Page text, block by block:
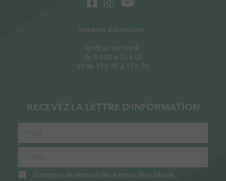
Horaires d'ouverture :
lundi au vendredi
de 9 h 00 à 12 h 00
et de 13 h 30 à 17 h 30
RECEVEZ LA LETTRE D'INFORMATION
J'accepte de recevoir les e-mails de la Mairie